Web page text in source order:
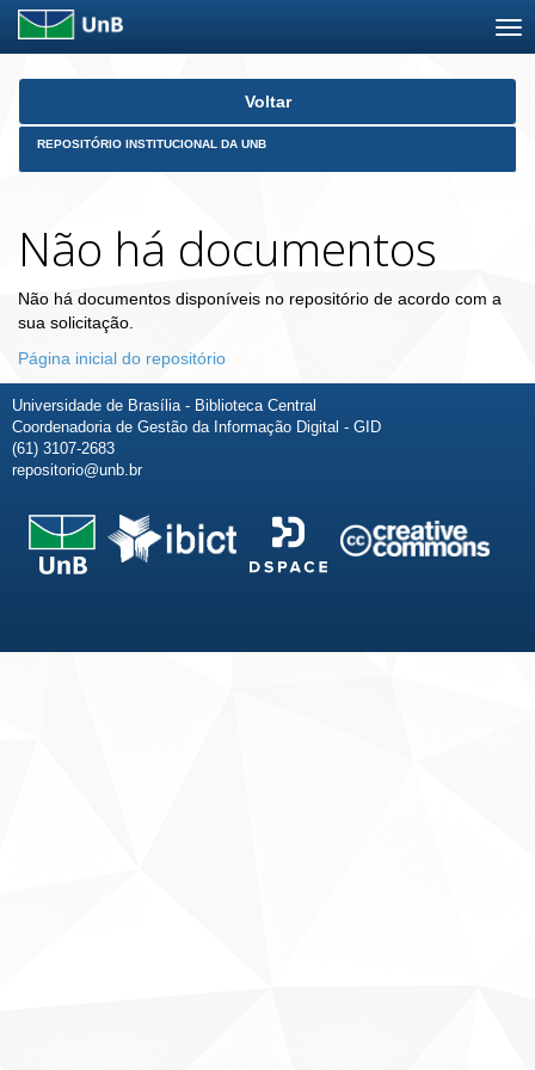
Skip
Voltar
REPOSITÓRIO INSTITUCIONAL DA UNB
Não há documentos
Não há documentos disponíveis no repositório de acordo com a
sua solicitação.
Página inicial do repositório
Universidade de Brasília - Biblioteca Central
Coordenadoria de Gestão da Informação Digital - GID
(61) 3107-2683
repositorio@unb.br